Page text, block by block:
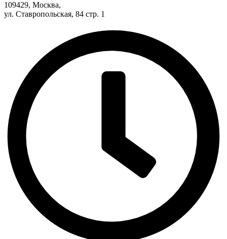
109429, Москва,
ул. Ставропольская, 84 стр. 1